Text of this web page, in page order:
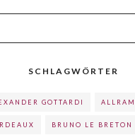
SCHLAGWÖRTER
GOTTARDI ALLRAM
BRUNO LE BRETON